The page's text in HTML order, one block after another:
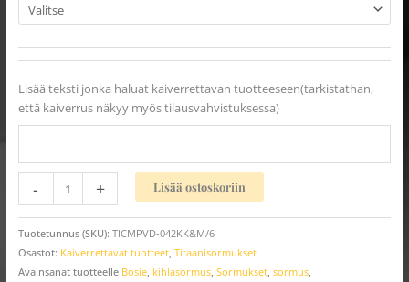
Lisää teksti jonka haluat kaiverrettavan tuotteeseen(tarkistathan,
että kaiverrus näkyy myös tilausvahvistuksessa)
- + Lisää ostoskoriin
Tuotetunnus (SKU): TICMPVD-042KK&M/6
Osastot: Kaiverrettavat tuotteet, Titaanisormukset
Avainsanat tuotteelle Bosie, kihlasormus, Sormukset, sormus,